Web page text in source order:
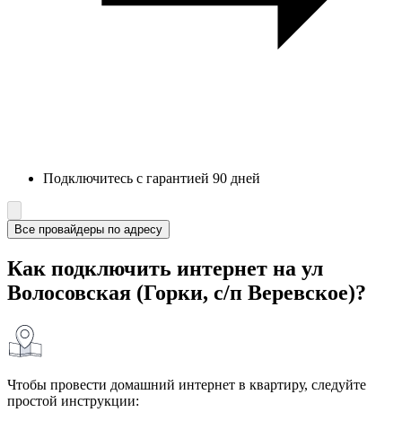
Подключитесь с гарантией 90 дней
Все провайдеры по адресу
Как подключить интернет на ул
Волосовская (Горки, с/п Веревское)?
Чтобы провести домашний интернет в квартиру, следуйте
простой инструкции: